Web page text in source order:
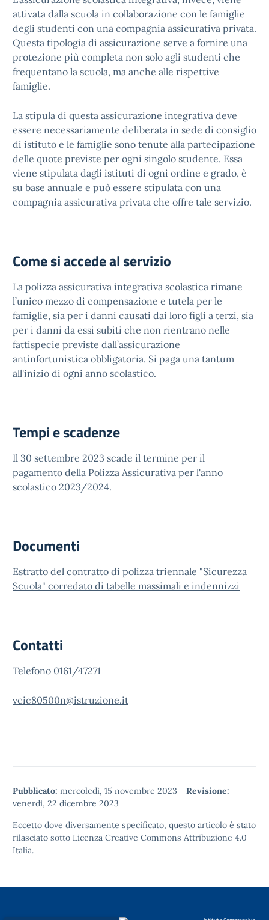
attivata dalla scuola in collaborazione con le famiglie
degli studenti con una compagnia assicurativa privata.
Questa tipologia di assicurazione serve a fornire una
protezione più completa non solo agli studenti che
frequentano la scuola, ma anche alle rispettive
famiglie.
La stipula di questa assicurazione integrativa deve
essere necessariamente deliberata in sede di consiglio
di istituto e le famiglie sono tenute alla partecipazione
delle quote previste per ogni singolo studente. Essa
viene stipulata dagli istituti di ogni ordine e grado, è
su base annuale e può essere stipulata con una
compagnia assicurativa privata che offre tale servizio.
Come si accede al servizio
La polizza assicurativa integrativa scolastica rimane
l’unico mezzo di compensazione e tutela per le
famiglie, sia per i danni causati dai loro figli a terzi, sia
per i danni da essi subiti che non rientrano nelle
fattispecie previste dall’assicurazione
antinfortunistica obbligatoria. Si paga una tantum
all'inizio di ogni anno scolastico.
Tempi e scadenze
Il 30 settembre 2023 scade il termine per il
pagamento della Polizza Assicurativa per l'anno
scolastico 2023/2024.
Documenti
Estratto del contratto di polizza triennale "Sicurezza
Scuola" corredato di tabelle massimali e indennizzi
Contatti
Telefono 0161/47271
vcic80500n@istruzione.it
Pubblicato: mercoledì, 15 novembre 2023 - Revisione:
venerdì, 22 dicembre 2023
Eccetto dove diversamente specificato, questo articolo è stato
rilasciato sotto Licenza Creative Commons Attribuzione 4.0
Italia.